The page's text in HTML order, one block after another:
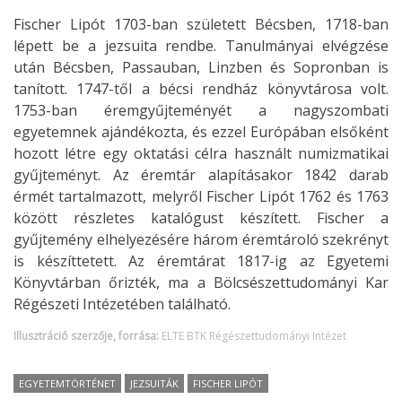
Fischer Lipót 1703-ban született Bécsben, 1718-ban
lépett be a jezsuita rendbe. Tanulmányai elvégzése
után Bécsben, Passauban, Linzben és Sopronban is
tanított. 1747-től a bécsi rendház könyvtárosa volt.
1753-ban éremgyűjteményét a nagyszombati
egyetemnek ajándékozta, és ezzel Európában elsőként
hozott létre egy oktatási célra használt numizmatikai
gyűjteményt. Az éremtár alapításakor 1842 darab
érmét tartalmazott, melyről Fischer Lipót 1762 és 1763
között részletes katalógust készített. Fischer a
gyűjtemény elhelyezésére három éremtároló szekrényt
is készíttetett. Az éremtárat 1817-ig az Egyetemi
Könyvtárban őrizték, ma a Bölcsészettudományi Kar
Régészeti Intézetében található.
Illusztráció szerzője, forrása: ELTE BTK Régészettudományi Intézet
EGYETEMTÖRTÉNET JEZSUITÁK FISCHER LIPÓT